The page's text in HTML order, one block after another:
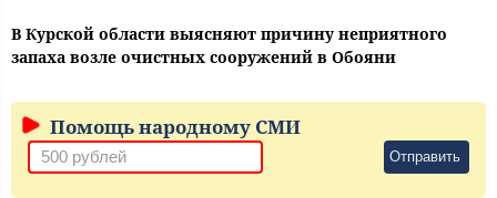
В Курской области выясняют причину неприятного
запаха возле очистных сооружений в Обояни
Помощь народному СМИ
Отправить